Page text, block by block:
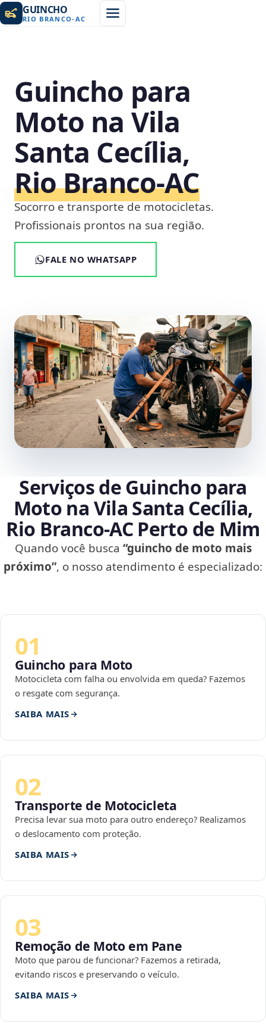
GUINCHO
RIO BRANCO-AC
Guincho para
Moto na Vila
Santa Cecília,
Rio Branco‑AC
Socorro e transporte de motocicletas.
Profissionais prontos na sua região.
FALE NO WHATSAPP
Serviços de Guincho para
Moto na Vila Santa Cecília,
Rio Branco‑AC Perto de Mim
Quando você busca “guincho de moto mais
próximo”, o nosso atendimento é especializado:
01
Guincho para Moto
Motocicleta com falha ou envolvida em queda? Fazemos
o resgate com segurança.
SAIBA MAIS
02
Transporte de Motocicleta
Precisa levar sua moto para outro endereço? Realizamos
o deslocamento com proteção.
SAIBA MAIS
03
Remoção de Moto em Pane
Moto que parou de funcionar? Fazemos a retirada,
evitando riscos e preservando o veículo.
SAIBA MAIS